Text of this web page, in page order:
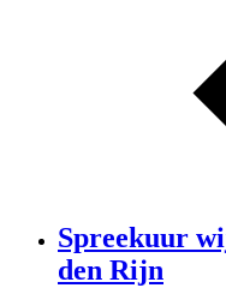
Spreekuur
den Rijn